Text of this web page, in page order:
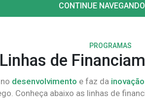
CONTINUE NAVEGANDO
PROGRAMAS
Linhas de
desenvolvimento e faz da inovação
Conheça abaixo as linhas de